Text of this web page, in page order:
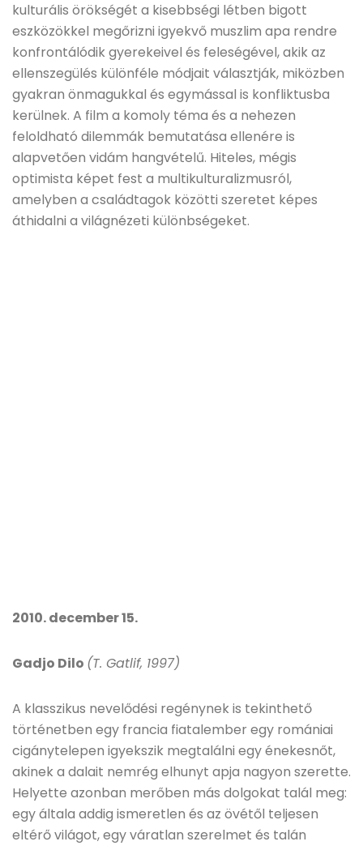
kulturális örökségét a kisebbségi létben bigott
eszközökkel megőrizni igyekvő muszlim apa rendre
konfrontálódik gyerekeivel és feleségével, akik az
ellenszegülés különféle módjait választják, miközben
gyakran önmagukkal és egymással is konfliktusba
kerülnek. A film a komoly téma és a nehezen
feloldható dilemmák bemutatása ellenére is
alapvetően vidám hangvételű. Hiteles, mégis
optimista képet fest a multikulturalizmusról,
amelyben a családtagok közötti szeretet képes
áthidalni a világnézeti különbségeket.
2010. december 15.
Gadjo Dilo (T. Gatlif, 1997)
A klasszikus nevelődési regénynek is tekinthető
történetben egy francia fiatalember egy romániai
cigánytelepen igyekszik megtalálni egy énekesnőt,
akinek a dalait nemrég elhunyt apja nagyon szerette.
Helyette azonban merőben más dolgokat talál meg:
egy általa addig ismeretlen és az övétől teljesen
eltérő világot, egy váratlan szerelmet és talán